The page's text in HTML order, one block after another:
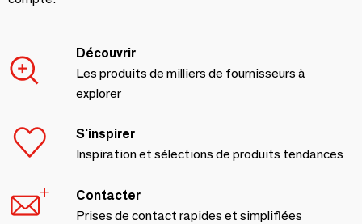
Découvrir
Les produits de milliers de fournisseurs à
explorer
S'inspirer
Inspiration et sélections de produits tendances
Contacter
Prises de contact rapides et simplifiées